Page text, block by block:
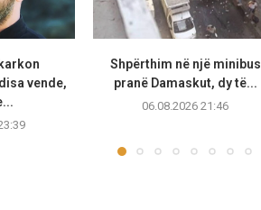
vende,
Shpërthim në një minibus
pranë Damaskut, dy të...
06.08.2026 21:46